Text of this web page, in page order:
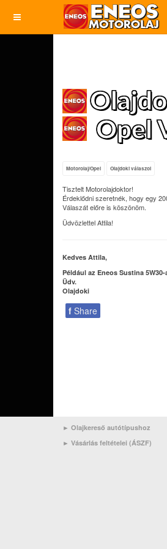
Opel
Motorolaj/Opel Olajdoki válaszol
Tisztelt Motorolajdoktor!
Érdeklődni szeretnék, hogy egy
Válaszát előre is köszönöm.
Üdvözlettel Attila!
Kedves Attila,
Például az Eneos Sustina
Üdv.
Olajdoki
f Share
► Olajkereső autótípushoz
► Vásárlás feltételei (ÁSZF)